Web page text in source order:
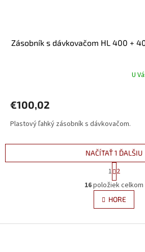
Zásobník s dávkovačom HL 400 +
U
€100,02
Plastový ľahký zásobník s dávkovačom.
O
v
l
á
NAČÍTAŤ 1 ĎALŠIU
t
r
á
n
k
v
1 2
16položiek celkom
HORE